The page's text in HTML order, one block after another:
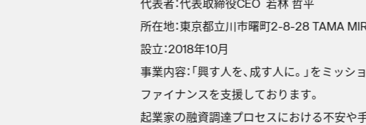
所在地：東京都立川市曙町2-8-28 TAMA
設立：2018年10月
事業内容：「興す人を、成す人に。」をミッ
ファイナンスを支援しております。
起業家の融資調達プロセスにおける不安や